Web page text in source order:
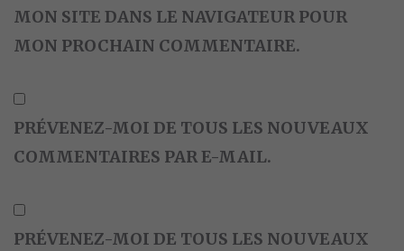
MON SITE DANS LE NAVIGATEUR POUR
MON PROCHAIN COMMENTAIRE.
PRÉVENEZ-MOI DE TOUS LES NOUVEAUX
COMMENTAIRES PAR E-MAIL.
PRÉVENEZ-MOI DE TOUS LES NOUVEAUX